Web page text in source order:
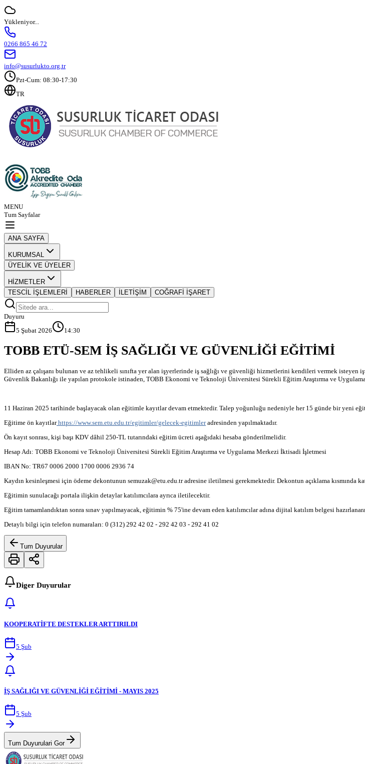
Yükleniyor...
0266 865 46 72
info@susurlukto.org.tr
Pzt-Cum: 08:30-17:30
TR
MENU
Tum Sayfalar
ANA SAYFA
KURUMSAL
ÜYELİK VE ÜYELER
HİZMETLER
TESCİL İŞLEMLERİ
HABERLER İLETİŞİM COĞRAFİ İŞARET
Duyuru
5 Şubat 2026
14:30
TOBB ETÜ-SEM İŞ SAĞLIĞI VE GÜVENLİĞİ EĞİTİMİ
Elliden az çalışanı bulunan ve az tehlikeli sınıfta yer alan işyerlerinde iş sağlığı ve güvenliği hizmetlerini kendileri vermek
Güvenlik Bakanlığı ile yapılan protokole istinaden, TOBB Ekonomi ve Teknoloji Üniversitesi Sürekli Eğitim Araştırma ve
11 Haziran 2025 tarihinde başlayacak olan eğitimle kayıtlar devam etmektedir. Talep yoğunluğu nedeniyle her 15 günde bir yeni
Eğitime ön kayıtlarhttps://www.sem.etu.edu.tr/egitimler/gelecek-egitimleradresinden yapılmaktadır.
Ön kayıt sonrası, kişi başı KDV dâhil 250-TL tutarındaki eğitim ücreti aşağıdaki hesaba gönderilmelidir.
Hesap Adı: TOBB Ekonomi ve Teknoloji Üniversitesi Sürekli Eğitim Araştırma ve Uygulama Merkezi İktisadi İşletmesi
IBAN No: TR67 0006 2000 1700 0006 2936 74
Kaydın kesinleşmesi için ödeme dekontunun semuzak@etu.edu.tr adresine iletilmesi gerekmektedir. Dekontun açıklama kısmında
Eğitimin sunulacağı portala ilişkin detaylar katılımcılara ayrıca iletilecektir.
Eğitim tamamlandıktan sonra sınav yapılmayacak, eğitimin % 75'ine devam eden katılımcılar adına dijital katılım belgesi
Detaylı bilgi için telefon numaraları: 0 (312) 292 42 02 - 292 42 03 - 292 41 02
Tum Duyurular
Diger Duyurular
KOOPERATİFTE DESTEKLER ARTTIRILDI
5 Şub
İŞ SAĞLIĞI VE GÜVENLİĞİ EĞİTİMİ - MAYIS 2025
5 Şub
Tum Duyurulari Gor